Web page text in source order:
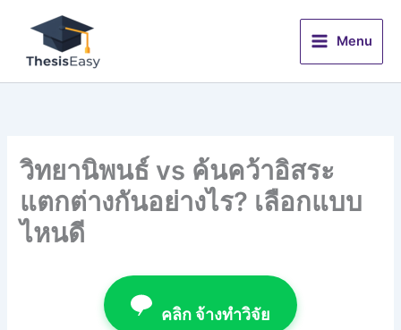
content
Menu
วิทยานิพนธ์ vs ค้นคว้าอิสระ
แตกต่างกันอย่างไร? เลือกแบบ
ไหนดี
คลิก จ้างทำวิจัย